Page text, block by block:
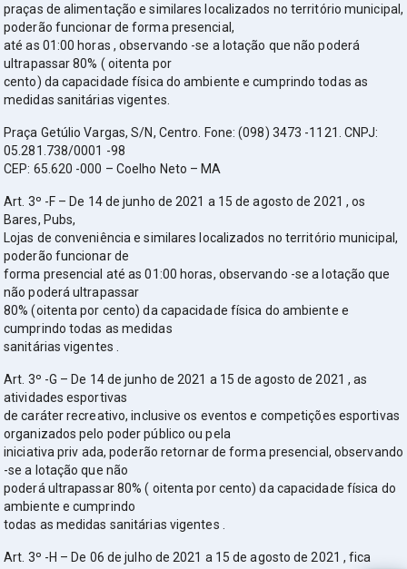
praças de alimentação e similares localizados no território municipal,
poderão funcionar de forma presencial,
até as 01:00 horas , observando -se a lotação que não poderá
ultrapassar 80% ( oitenta por
cento) da capacidade física do ambiente e cumprindo todas as
medidas sanitárias vigentes.
Praça Getúlio Vargas, S/N, Centro. Fone: (098) 3473 -1121. CNPJ:
05.281.738/0001 -98
CEP: 65.620 -000 – Coelho Neto – MA
Art. 3º -F – De 14 de junho de 2021 a 15 de agosto de 2021 , os
Bares, Pubs,
Lojas de conveniência e similares localizados no território municipal,
poderão funcionar de
forma presencial até as 01:00 horas, observando -se a lotação que
não poderá ultrapassar
80% (oitenta por cento) da capacidade física do ambiente e
cumprindo todas as medidas
sanitárias vigentes .
Art. 3º -G – De 14 de junho de 2021 a 15 de agosto de 2021 , as
atividades esportivas
de caráter recreativo, inclusive os eventos e competições esportivas
organizados pelo poder público ou pela
iniciativa priv ada, poderão retornar de forma presencial, observando
-se a lotação que não
poderá ultrapassar 80% ( oitenta por cento) da capacidade física do
ambiente e cumprindo
todas as medidas sanitárias vigentes .
Art. 3º -H – De 06 de julho de 2021 a 15 de agosto de 2021 , fica